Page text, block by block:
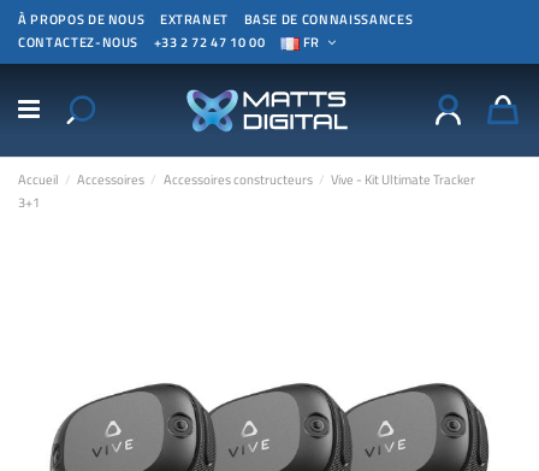
À PROPOS DE NOUS EXTRANET
BASE DE CONNAISSANCES
CONTACTEZ-NOUS
+33 2 72 47 10 00 FR
Accueil Accessoires Accessoires constructeurs
Vive - Kit Ultimate Tracker
3+1